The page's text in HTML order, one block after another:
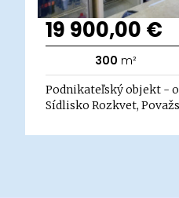
19 900,00 €
300 m²
Podnikateľský objekt -
Sídlisko Rozkvet,